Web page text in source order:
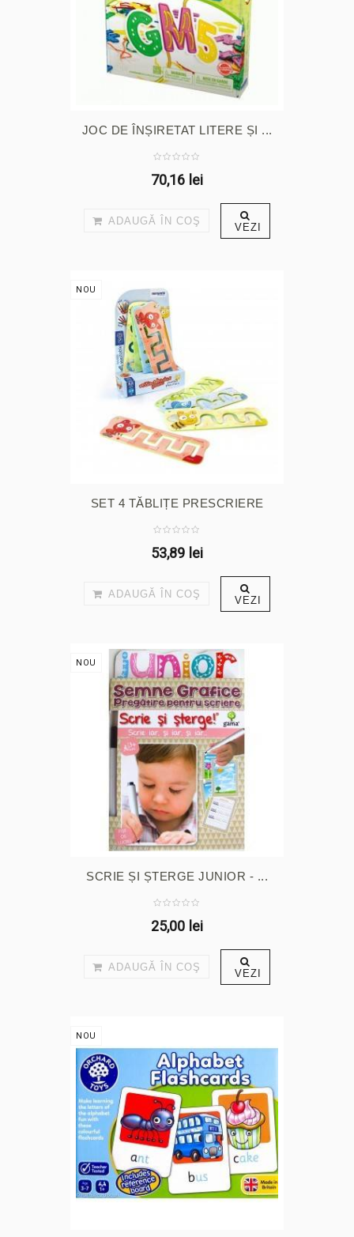
JOC DE ÎNȘIRETAT LITERE ȘI ...
70,16 lei
ADAUGĂ ÎN COŞ VEZI
NOU
SET 4 TĂBLIȚE PRESCRIERE
53,89 lei
ADAUGĂ ÎN COŞ VEZI
NOU
SCRIE ȘI ȘTERGE JUNIOR - ...
25,00 lei
ADAUGĂ ÎN COŞ VEZI
NOU